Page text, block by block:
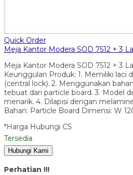
Quick Order
Meja Kantor Modera SOD 7512 + 3
Meja Kantor Modera SOD 7512 + 3
Keunggulan Produk: 1. Memiliki laci
(central lock). 2. Menggunakan
tebuat dari particle board. 3. Model
menarik. 4. Dilapisi dengan
Bahan: Particle Board Dimensi: W
*Harga Hubungi CS
Tersedia
Hubungi Kami
Perhatian !!!